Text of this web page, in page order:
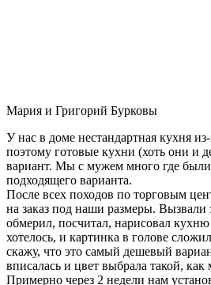
Мария и Григорий Бурковы
У нас в доме нестандартная кухня
поэтому готовые кухни (хоть они и
вариант. Мы с мужем много где
подходящего варианта.
После всех походов по торговым
на заказ под наши размеры. Вызвали
обмерил, посчитал, нарисовал
хотелось, и картинка в голове
скажу, что это самый дешевый
вписалась и цвет выбрала такой, как
Примерно через 2 недели нам